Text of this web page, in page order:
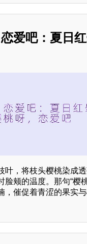
恋爱吧：夏日
叶，将枝头樱桃染成
脸颊的温度。那句“樱
，催促着青涩的果实与